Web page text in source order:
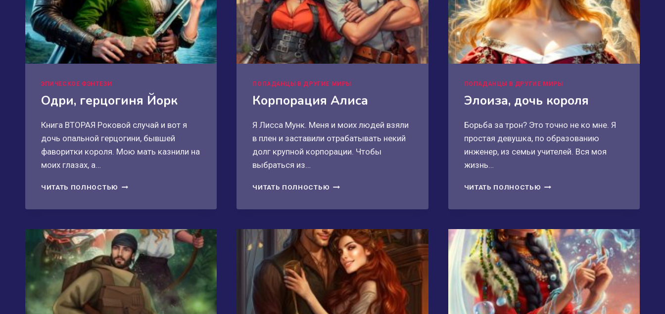
ЭПИЧЕСКОЕ ФЭНТЕЗИ
Одри, герцогиня Йорк
Книга ВТОРАЯ Роковой случай и вот я
дочь опальной герцогини, бывшей
фаворитки короля. Мою мать казнили на
моих глазах, а…
ЧИТАТЬ ПОЛНОСТЬЮ ОДРИ,
ПОПАДАНЦЫ В ДРУГИЕ МИРЫ
Корпорация Алиса
Я Лисса Мунк. Меня и моих людей взяли
в плен и заставили отрабатывать некий
долг крупной корпорации. Чтобы
выбраться из…
ЧИТАТЬ ПОЛНОСТЬЮ КОРПОРАЦИЯ
ПОПАДАНЦЫ В ДРУГИЕ МИРЫ
Элоиза, дочь короля
Борьба за трон? Это точно не ко мне. Я
простая девушка, по образованию
инженер, из семьи учителей. Вся моя
жизнь…
ЧИТАТЬ ПОЛНОСТЬЮ ЭЛОИЗА,